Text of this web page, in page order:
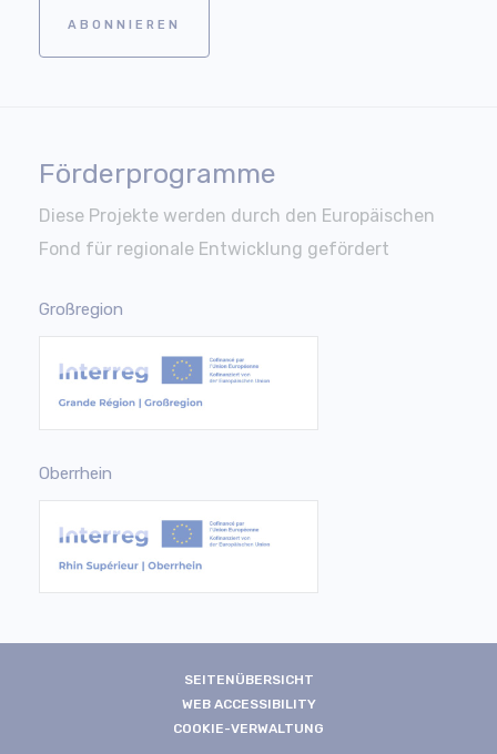
ABONNIEREN
Förderprogramme
Diese Projekte werden durch den Europäischen
Fond für regionale Entwicklung gefördert
Großregion
Oberrhein
SEITENÜBERSICHT
WEB ACCESSIBILITY
COOKIE-VERWALTUNG